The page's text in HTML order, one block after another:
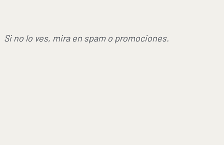
Si no lo ves, mira en spam o promociones.